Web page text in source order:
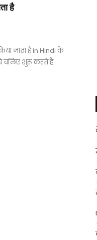
है
जाता है in Hindi के
चलिए शुरू करते हैं.